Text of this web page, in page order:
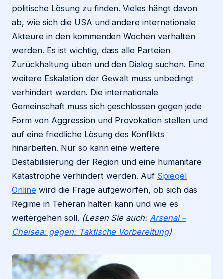
politische Lösung zu finden. Vieles hängt davon
ab, wie sich die USA und andere internationale
Akteure in den kommenden Wochen verhalten
werden. Es ist wichtig, dass alle Parteien
Zurückhaltung üben und den Dialog suchen. Eine
weitere Eskalation der Gewalt muss unbedingt
verhindert werden. Die internationale
Gemeinschaft muss sich geschlossen gegen jede
Form von Aggression und Provokation stellen und
auf eine friedliche Lösung des Konflikts
hinarbeiten. Nur so kann eine weitere
Destabilisierung der Region und eine humanitäre
Katastrophe verhindert werden. Auf Spiegel
Online wird die Frage aufgeworfen, ob sich das
Regime in Teheran halten kann und wie es
weitergehen soll. (Lesen Sie auch: Arsenal –
Chelsea: gegen: Taktische Vorbereitung)